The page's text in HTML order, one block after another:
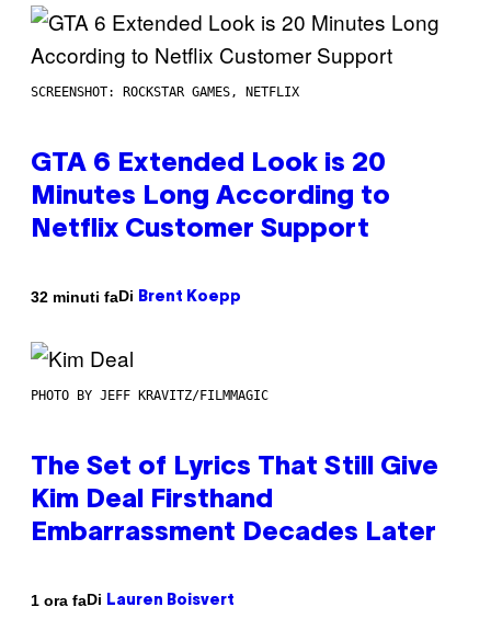
SCREENSHOT: ROCKSTAR GAMES, NETFLIX
GTA 6 Extended Look is 20
Minutes Long According to
Netflix Customer Support
32 minuti faDi Brent Koepp
PHOTO BY JEFF KRAVITZ/FILMMAGIC
The Set of Lyrics That Still Give
Kim Deal Firsthand
Embarrassment Decades Later
1 ora faDi Lauren Boisvert